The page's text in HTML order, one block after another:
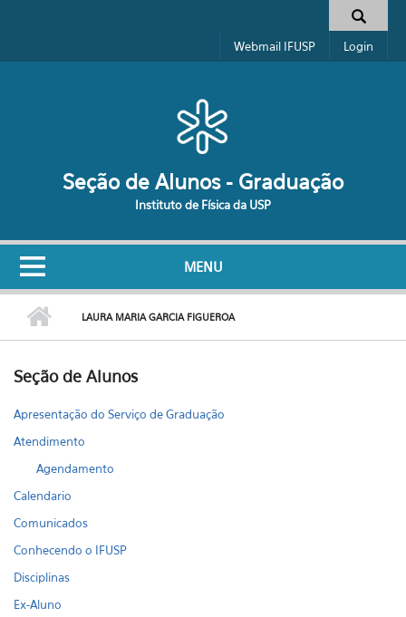
Formulário de busca
Webmail IFUSP Login
Seção de Alunos - Graduação
Instituto de Física da USP
MENU
LAURA MARIA GARCIA FIGUEROA
Seção de Alunos
Apresentação do Serviço de Graduação
Atendimento
Agendamento
Calendario
Comunicados
Conhecendo o IFUSP
Disciplinas
Ex-Aluno